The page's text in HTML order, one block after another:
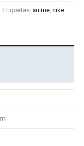
Etiquetas: anime, nike